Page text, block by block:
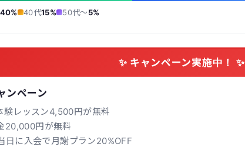
40% 40代15% 50代〜5%
✨ キャンペーン実施中！ ✨
ンペーン
験レッスン4,500円が無料
20,000円が無料
日に入会で月謝プラン20%OFF